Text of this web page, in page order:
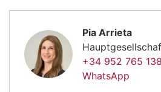
Pia Arrieta
+34 952 765 138
WhatsApp